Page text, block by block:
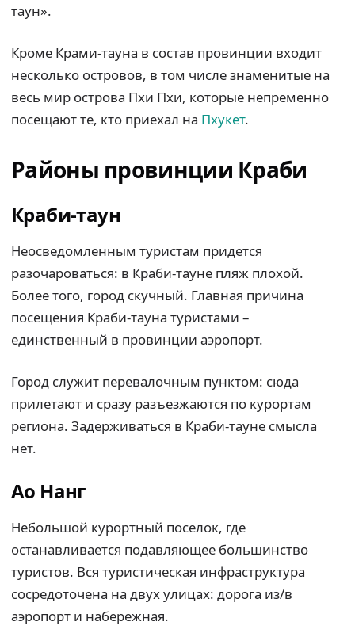
таун».
Кроме Крами-тауна в состав провинции входит
несколько островов, в том числе знаменитые на
весь мир острова Пхи Пхи, которые непременно
посещают те, кто приехал на Пхукет.
Районы провинции Краби
Краби-таун
Неосведомленным туристам придется
разочароваться: в Краби-тауне пляж плохой.
Более того, город скучный. Главная причина
посещения Краби-тауна туристами –
единственный в провинции аэропорт.
Город служит перевалочным пунктом: сюда
прилетают и сразу разъезжаются по курортам
региона. Задерживаться в Краби-тауне смысла
нет.
Ао Нанг
Небольшой курортный поселок, где
останавливается подавляющее большинство
туристов. Вся туристическая инфраструктура
сосредоточена на двух улицах: дорога из/в
аэропорт и набережная.